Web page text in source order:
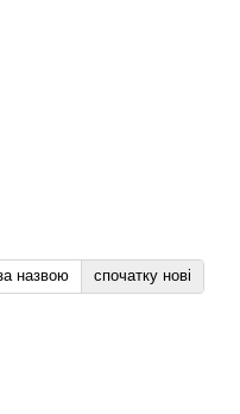
назвою спочатку нові